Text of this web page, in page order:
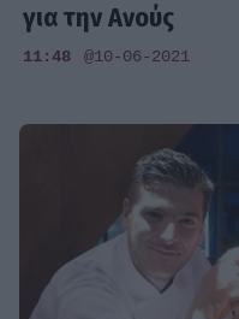
για την Ανούς
11:48 @10-06-2021